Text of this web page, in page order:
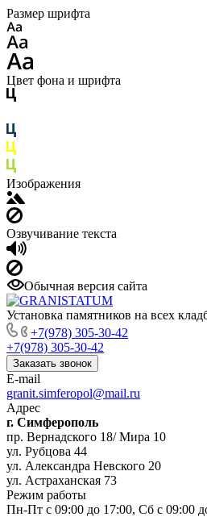
Размер шрифта
Цвет фона и шрифта
Изображения
Озвучивание текста
Обычная версия сайта
Установка памятников на всех
+7(978) 305-30-42
+7(978) 305-30-42
Заказать звонок
E-mail
granit.simferopol@mail.ru
Адрес
г. Симферополь
пр. Вернадского 18/ Мира 10
ул. Рубцова 44
ул. Александра Невского 20
ул. Астраханская 73
Режим работы
Пн-Пт с 09:00 до 17:00, Сб с 09:00